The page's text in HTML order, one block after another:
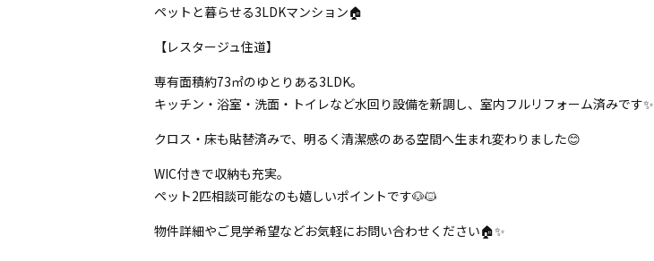
ペットと暮らせる3LDKマンション🏠
【レスタージュ住道】
専有面積約73㎡のゆとりある3LDK。
キッチン・浴室・洗面・トイレなど水回り設備を新調し、室内フルリフォーム済みです✨
クロス・床も貼替済みで、明るく清潔感のある空間へ生まれ変わりました😊
WIC付きで収納も充実。
ペット2匹相談可能なのも嬉しいポイントです🐶🐱
物件詳細やご見学希望などお気軽にお問い合わせください🏠✨